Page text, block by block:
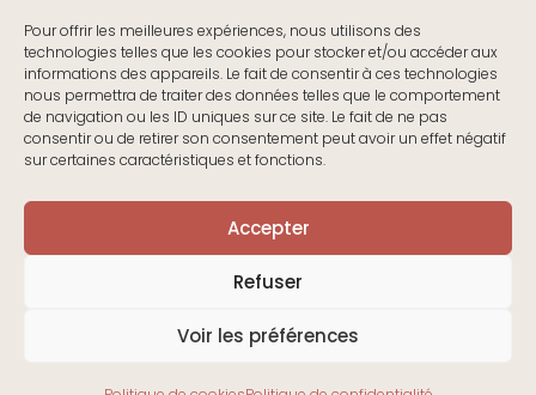
Pour offrir les meilleures expériences, nous utilisons des
technologies telles que les cookies pour stocker et/ou accéder aux
informations des appareils. Le fait de consentir à ces technologies
nous permettra de traiter des données telles que le comportement
de navigation ou les ID uniques sur ce site. Le fait de ne pas
consentir ou de retirer son consentement peut avoir un effet négatif
sur certaines caractéristiques et fonctions.
Accepter
Refuser
Voir les préférences